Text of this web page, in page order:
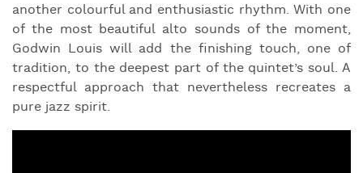
another colourful and enthusiastic rhythm. With one
of the most beautiful alto sounds of the moment,
Godwin Louis will add the finishing touch, one of
tradition, to the deepest part of the quintet’s soul. A
respectful approach that nevertheless recreates a
pure jazz spirit.